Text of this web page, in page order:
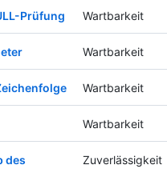
Prüfung Wartbarkeit
Wartbarkeit
Wartbarkeit
Wartbarkeit
des
Zuverlässigkeit